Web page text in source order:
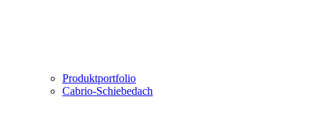
Produktportfolio
Cabrio-Schiebedach